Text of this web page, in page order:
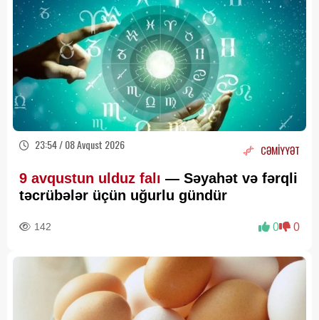
23:54 / 08 Avqust 2026 CƏMİYYƏT
9 avqustun ulduz falı — Səyahət və fərqli
təcrübələr üçün uğurlu gündür
142 0 0